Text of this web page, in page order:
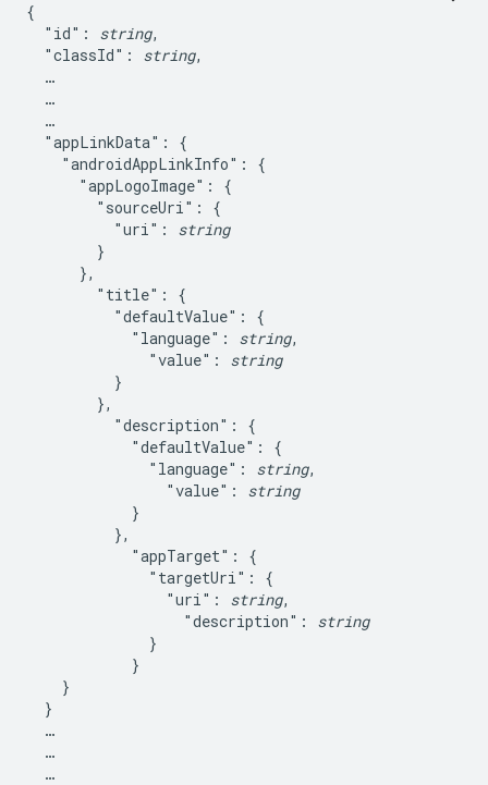
{
  "id":
string,
  "classId":
string,
  …
  …
  …
  "appLinkData": {
    "androidAppLinkInfo": {
      "appLogoImage": {
        "sourceUri": {
          "uri":
string
        }
      },
        "title": {
          "defaultValue": {
            "language":
string,
              "value":
string
          }
        },
          "description": {
            "defaultValue": {
              "language":
string,
                "value":
string
            }
          },
            "appTarget": {
              "targetUri": {
                "uri":
string,
                  "description":
string
              }
            }
    }
  }
  …
  …
  …